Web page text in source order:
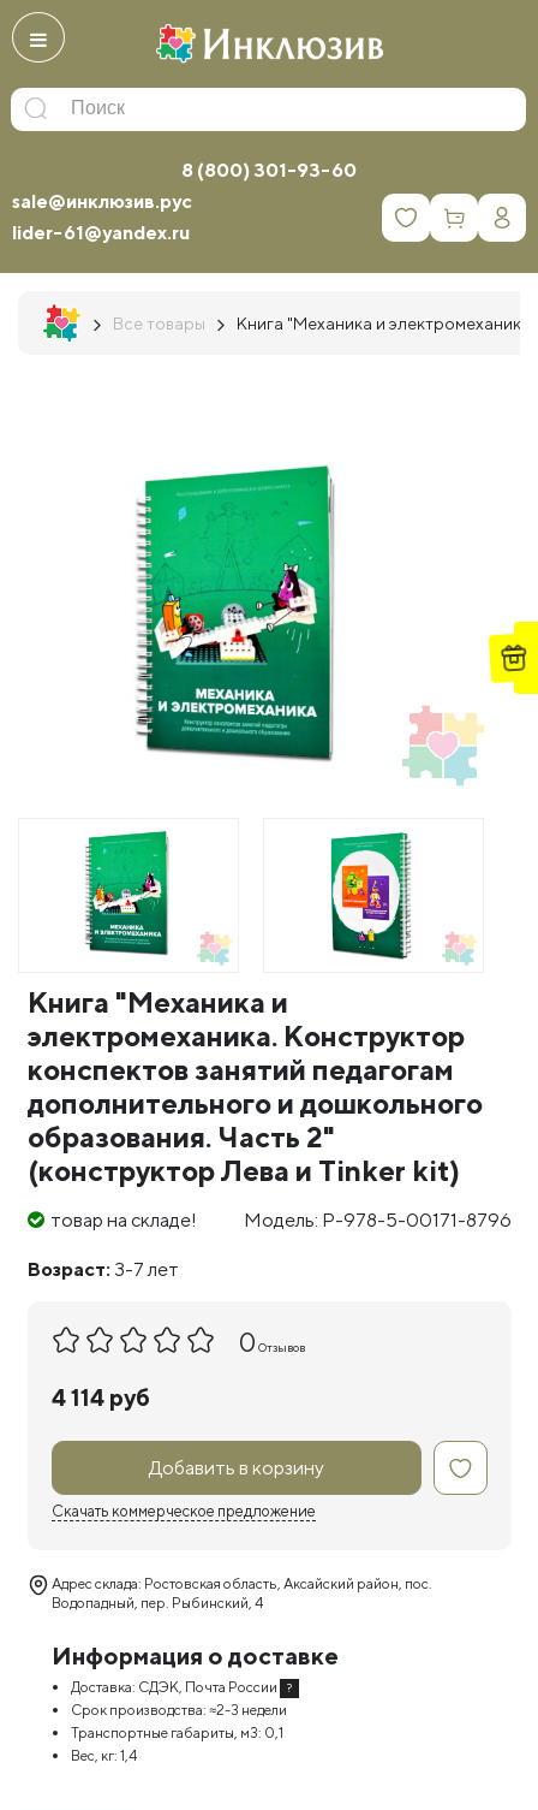
8 (800) 301-93-60
sale@инклюзив.рус
lider-61@yandex.ru
0
Все товары Книга "Механика и
Книга "Механика и
электромеханика. Конструктор
конспектов занятий педагогам
дополнительного и дошкольного
образования. Часть 2"
(конструктор Лева и Tinker kit)
товар на складе! Модель: Р-978-5-00171-8796
Возраст: 3-7 лет
0 Отзывов
4 114 руб
Добавить в корзину
Скачать коммерческое предложение
Адрес склада: Ростовская область, Аксайский район, пос.
Водопадный, пер. Рыбинский, 4
Информация о доставке
Доставка: СДЭК, Почта России ?
Срок производства: ≈2-3 недели
Транспортные габариты, м3: 0,1
Вес, кг: 1,4